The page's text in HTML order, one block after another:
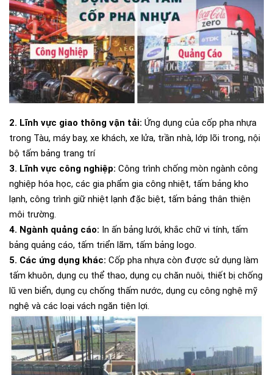
2. Lĩnh vực giao thông vận tải: Ứng dụng của cốp pha nhựa
trong Tàu, máy bay, xe khách, xe lửa, trần nhà, lớp lõi trong, nội
bộ tấm bảng trang trí
3. Lĩnh vực công nghiệp: Công trình chống mòn ngành công
nghiệp hóa học, các gia phẩm gia công nhiệt, tấm bảng kho
lạnh, công trình giữ nhiệt lạnh đặc biệt, tấm bảng thân thiện
môi trường.
4. Ngành quảng cáo: In ấn bảng lưới, khắc chữ vi tính, tấm
bảng quảng cáo, tấm triển lãm, tấm bảng logo.
5. Các ứng dụng khác: Cốp pha nhựa còn được sử dụng làm
tấm khuôn, dụng cụ thể thao, dụng cụ chăn nuôi, thiết bị chống
lũ ven biển, dụng cụ chống thấm nước, dụng cụ công nghệ mỹ
nghệ và các loại vách ngăn tiện lợi.